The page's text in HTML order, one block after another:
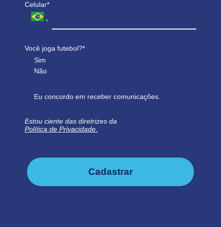
Celular*
Você joga futebol?*
Sim
Não
Eu concordo em receber comunicações.
Estou ciente das diretrizes da
Política de Privacidade.
Cadastrar